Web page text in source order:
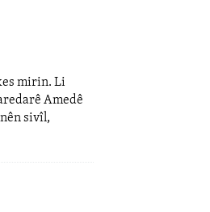
mirin. Li
Amedê
sivîl,